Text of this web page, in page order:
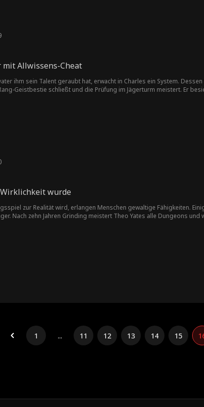
Allwissens-Cheat
ihm sein Talent geraubt hat, erwacht in Charles ein System.
Geistbestie schließt und die Prüfung im Jägerturm meistert. Er
wurde
zur Realität wird, erlangen Menschen gewaltige Fähigkeiten.
Nach zehn Jahren Grinding meistert Theo Yates alle Dungeons
1 ... 11 12 13 14 15